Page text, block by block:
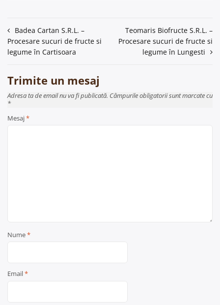
Navigare
în
Badea Cartan S.R.L. –
Procesare sucuri de fructe si
legume în Cartisoara
Teomaris Biofructe S.R.L. –
Procesare sucuri de fructe si
legume în Lungesti
Trimite un mesaj
Adresa ta de email nu va fi publicată. Câmpurile obligatorii sunt marcate cu
*
Mesaj*
Nume*
Email*